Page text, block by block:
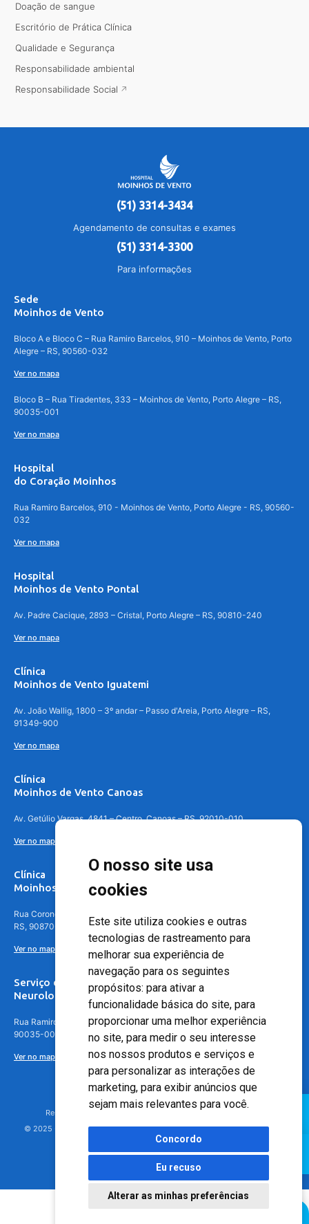
O nosso site usa
cookies
Este site utiliza cookies e outras
tecnologias de rastreamento para
melhorar sua experiência de
navegação para os seguintes
propósitos: para ativar a
funcionalidade básica do site, para
proporcionar uma melhor experiência
no site, para medir o seu interesse
nos nossos produtos e serviços e
para personalizar as interações de
marketing, para exibir anúncios que
sejam mais relevantes para você.
Concordo
Eu recuso
Alterar as minhas preferências
Doação de sangue
Escritório de Prática Clínica
Qualidade e Segurança
Responsabilidade ambiental
Responsabilidade Social
(51) 3314-3434
Agendamento de consultas e exames
(51) 3314-3300
Para informações
Sede
Moinhos de Vento
Bloco A e Bloco C – Rua Ramiro Barcelos, 910 – Moinhos de Vento, Porto
Alegre – RS, 90560-032
Ver no mapa
Bloco B – Rua Tiradentes, 333 – Moinhos de Vento, Porto Alegre – RS,
90035-001
Ver no mapa
Hospital
do Coração Moinhos
Rua Ramiro Barcelos, 910 - Moinhos de Vento, Porto Alegre - RS, 90560-
032
Ver no mapa
Hospital
Moinhos de Vento Pontal
Av. Padre Cacique, 2893 – Cristal, Porto Alegre – RS, 90810-240
Ver no mapa
Clínica
Moinhos de Vento Iguatemi
Av. João Wallig, 1800 – 3º andar – Passo d'Areia, Porto Alegre – RS,
91349-900
Ver no mapa
Clínica
Moinhos de Vento Canoas
Av. Getúlio Vargas, 4841 – Centro, Canoas – RS, 92010-010
Ver no mapa
Clínica
Moinhos de Vento - Teresópolis
Rua Coronel Aparício Borges, 250 - 3º andar - Teresópolis, Porto Alegre -
RS, 90870-016
Ver no mapa
Serviço de
Neurologia
Rua Ramiro Barcelos, 630 – 5º andar – Floresta, Porto Alegre – RS,
90035-001
Ver no mapa
Responsável Técnico: Dr. Luiz Antonio Nasi - CREMERS 11217
© 2025 - Hospital Moinhos de Vento - Registro Empresa (CRM-RS): 425